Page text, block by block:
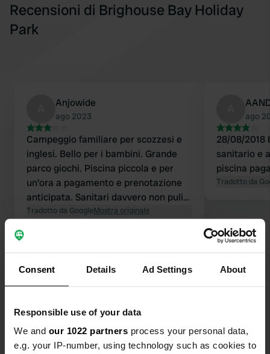
Consent Details Ad Settings About
Responsible use of your data
We and our 1022 partners process your personal data,
e.g. your IP-number, using technology such as cookies to
Recensioni di Brighouse Bay Holiday
Park
Anjowide
ago 2023
Campeggio familiare per scozzesi e
inglesi. Bello per i bambini. Grande
parco giochi. Piscina piccola e per
un'ora a pagamento e prenotazione
anticipata. Sanitari davvero non puliti.
Bella posizione, spiaggia molto vicina.
Tradotto da GoogleMostra originale
ago
28/08/2018
sanitario e
piscina
Tradotto da
Posizione
Graplin Lodge
Copia